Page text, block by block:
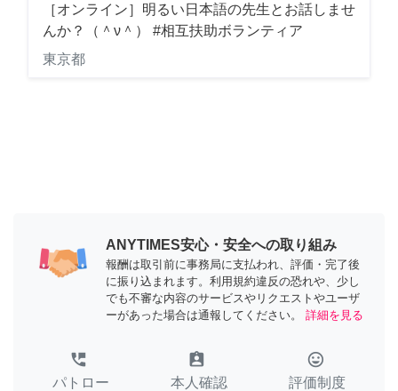
［オンライン］明るい日本語の先生とお話しませ
んか？（＾ν＾） #相互扶助ボランティア
東京都
ANYTIMES安心・安全への取り組み
報酬は取引前に事務局に支払われ、評価・完了後
に振り込まれます。利用規約違反の恐れや、少し
でも不審な内容のサービスやリクエストやユーザ
ーがあった場合は通報してください。
詳細を見る
perm_phone_msg
パトロー
assignment_ind
本人確認
tag_faces
評価制度